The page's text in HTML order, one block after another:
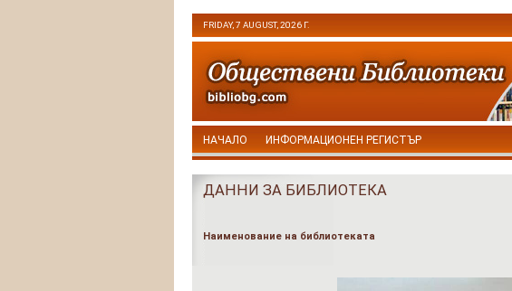
FRIDAY, 7 AUGUST, 2026 Г.
НАЧАЛО ИНФОРМАЦИОНЕН РЕГИСТЪР
ДАННИ ЗА БИБЛИОТЕКА
Наименование на библиотеката